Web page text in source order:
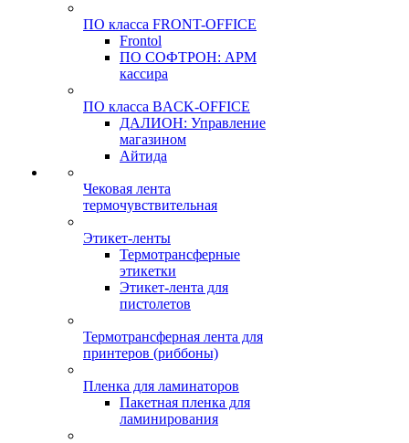
ПО класса FRONT-OFFICE
Frontol
ПО СОФТРОН: АРМ
кассира
ПО класса BACK-OFFICE
ДАЛИОН: Управление
магазином
Айтида
Чековая лента
термочувствительная
Этикет-ленты
Термотрансферные
этикетки
Этикет-лента для
пистолетов
Термотрансферная лента для
принтеров (риббоны)
Пленка для ламинаторов
Пакетная пленка для
ламинирования